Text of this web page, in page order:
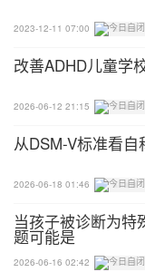
要把脚放下;
孩子完全掌握了
家长双手握住棒
6.走直线
训练目标：提升
2023-12-11 07:00
改善ADHD儿童学
2026-06-12 21:15
从DSM-V标准看自
2026-06-18 01:46
当孩子被诊断为特
题可能是
2026-06-16 02:42